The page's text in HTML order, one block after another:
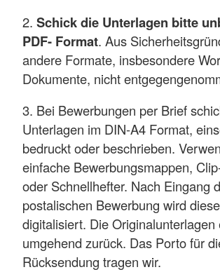
2. Schick die Unterlagen bitte
PDF- Format. Aus
andere Formate, insbesondere
Dokumente, nicht
3. Bei Bewerbungen per Brief
Unterlagen im DIN-A4 Format,
bedruckt oder beschrieben.
einfache Bewerbungsmappen,
oder Schnellhefter. Nach Eingang
postalischen Bewerbung wird
digitalisiert. Die Originalunterlagen
umgehend zurück. Das Porto für
Rücksendung tragen wir.